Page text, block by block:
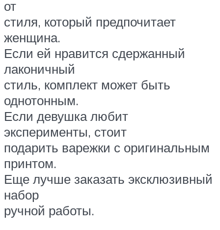
от
стиля, который предпочитает
женщина.
Если ей нравится сдержанный
лаконичный
стиль, комплект может быть
однотонным.
Если девушка любит
эксперименты, стоит
подарить варежки с оригинальным
принтом.
Еще лучше заказать эксклюзивный
набор
ручной работы.